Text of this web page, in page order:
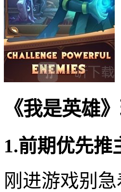
《我是英雄
1.前期优先推
刚进游戏别